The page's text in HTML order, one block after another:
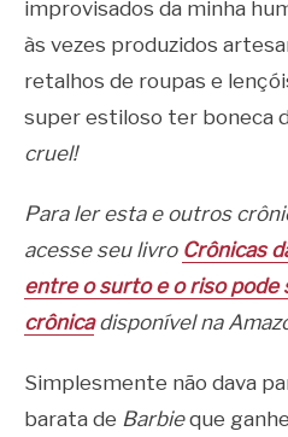
improvisados da minha
às vezes produzidos
retalhos de roupas e
super estiloso ter boneca
cruel!
Para ler esta e outros
acesse seu livro Crônicas
entre o surto e o riso pode
crônicadisponível na
Simplesmente não dava
barata de Barbieque